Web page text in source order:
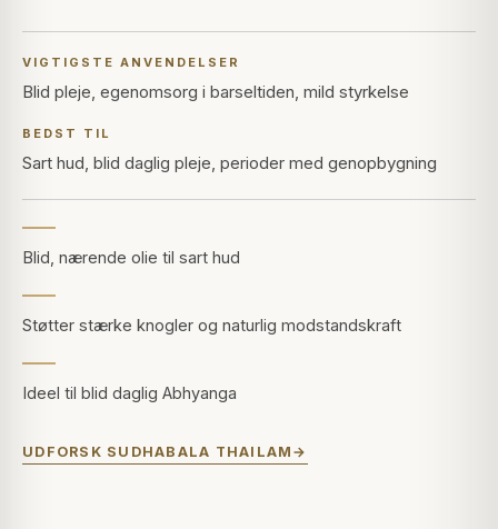
VIGTIGSTE ANVENDELSER
Blid pleje, egenomsorg i barseltiden, mild styrkelse
BEDST TIL
Sart hud, blid daglig pleje, perioder med genopbygning
Blid, nærende olie til sart hud
Støtter stærke knogler og naturlig modstandskraft
Ideel til blid daglig Abhyanga
UDFORSK SUDHABALA THAILAM